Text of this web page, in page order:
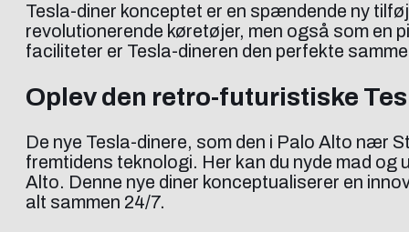
Tesla-diner konceptet er en spændende ny
revolutionerende køretøjer, men også som en
faciliteter er Tesla-dineren den perfekte
Oplev den retro-futuristiske
De nye Tesla-dinere, som den i Palo Alto nær
fremtidens teknologi. Her kan du nyde mad og
Alto. Denne nye diner konceptualiserer en
alt sammen 24/7.